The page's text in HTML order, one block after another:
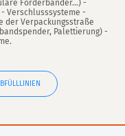
Förderbänder...) -
Verschlusssysteme -
der Verpackungsstraße
Palettierung) -